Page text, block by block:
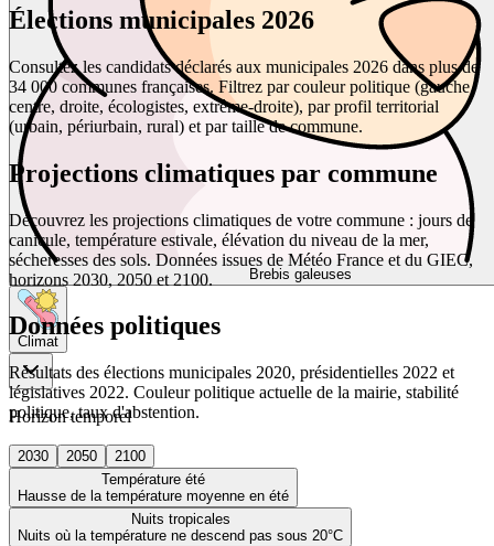
Brebis galeuses
Climat
Horizon temporel
2030 2050
2100
Température été
Hausse de la température moyenne en été
Nuits tropicales
Nuits où la température ne descend pas sous 20°C
Élections municipales 2026
Consultez les candidats déclarés aux municipales 2026 dans plus de
34 000 communes françaises. Filtrez par couleur politique (gauche,
centre, droite, écologistes, extrême-droite), par profil territorial
(urbain, périurbain, rural) et par taille de commune.
Projections climatiques par commune
Découvrez les projections climatiques de votre commune : jours de
canicule, température estivale, élévation du niveau de la mer,
sécheresses des sols. Données issues de Météo France et du GIEC,
horizons 2030, 2050 et 2100.
Données politiques
Résultats des élections municipales 2020, présidentielles 2022 et
législatives 2022. Couleur politique actuelle de la mairie, stabilité
politique, taux d'abstention.